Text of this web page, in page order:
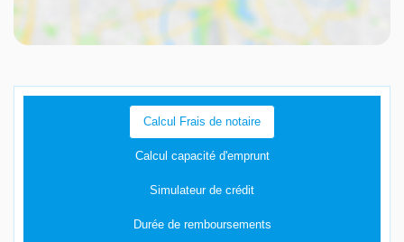
Calcul Frais de notaire
Calcul capacité d'emprunt
Simulateur de crédit
Durée de remboursements